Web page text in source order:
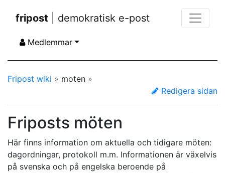
fripost | demokratisk e-post
Medlemmar
Fripost wiki » moten »
Redigera sidan
Friposts möten
Här finns information om aktuella och tidigare möten:
dagordningar, protokoll m.m. Informationen är växelvis
på svenska och på engelska beroende på